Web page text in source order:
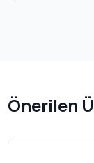
Önerilen